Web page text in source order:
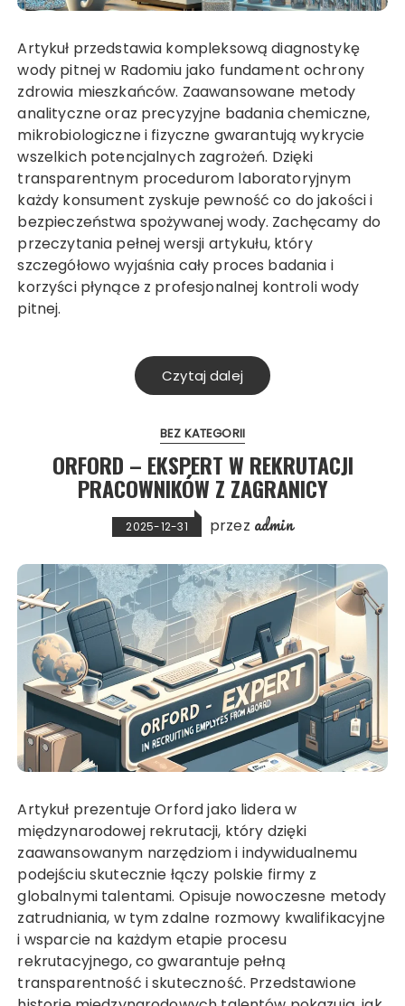
Artykuł przedstawia kompleksową diagnostykę
wody pitnej w Radomiu jako fundament ochrony
zdrowia mieszkańców. Zaawansowane metody
analityczne oraz precyzyjne badania chemiczne,
mikrobiologiczne i fizyczne gwarantują wykrycie
wszelkich potencjalnych zagrożeń. Dzięki
transparentnym procedurom laboratoryjnym
każdy konsument zyskuje pewność co do jakości i
bezpieczeństwa spożywanej wody. Zachęcamy do
przeczytania pełnej wersji artykułu, który
szczegółowo wyjaśnia cały proces badania i
korzyści płynące z profesjonalnej kontroli wody
pitnej.
Czytaj dalej
BEZ KATEGORII
ORFORD – EKSPERT W REKRUTACJI
PRACOWNIKÓW Z ZAGRANICY
2025-12-31 przez admin
Artykuł prezentuje Orford jako lidera w
międzynarodowej rekrutacji, który dzięki
zaawansowanym narzędziom i indywidualnemu
podejściu skutecznie łączy polskie firmy z
globalnymi talentami. Opisuje nowoczesne metody
zatrudniania, w tym zdalne rozmowy kwalifikacyjne
i wsparcie na każdym etapie procesu
rekrutacyjnego, co gwarantuje pełną
transparentność i skuteczność. Przedstawione